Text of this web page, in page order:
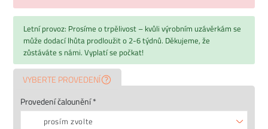
Letní provoz: Prosíme o trpělivost – kvůli výrobním uzávěrkám se
může dodací lhůta prodloužit o 2-6 týdnů. Děkujeme, že
zůstáváte s námi. Vyplatí se počkat!
VYBERTE PROVEDENÍ
Provedení čalounění *
prosím zvolte